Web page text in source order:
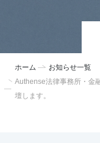
ホーム
お知らせ一覧
Authense法律事務所・金
壇します。